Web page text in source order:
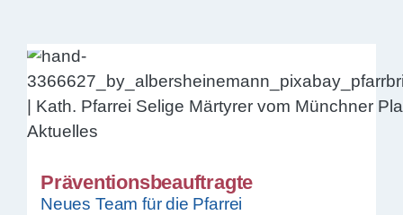
Präventionsbeauftragte
Neues Team für die Pfarrei